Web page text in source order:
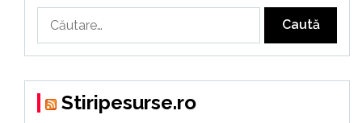
după:
Stiripesurse.ro